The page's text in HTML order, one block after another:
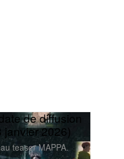
de diffusion
janvier 2026)
teaser MAPPA.